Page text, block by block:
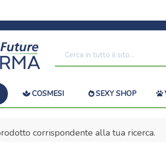
COSMESI SEXY SHOP
corrispondente alla tua ricerca.